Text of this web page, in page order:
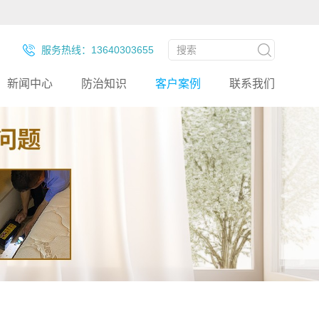
服务热线：13640303655
新闻中心 防治知识 客户案例 联系我们